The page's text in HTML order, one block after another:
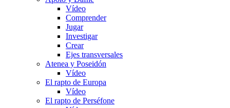
Vídeo
Comprender
Jugar
Investigar
Crear
Ejes transversales
Atenea y Poseidón
Vídeo
El rapto de Europa
Vídeo
El rapto de Perséfone